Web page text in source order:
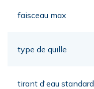
faisceau max
type de quille
tirant d'eau standard